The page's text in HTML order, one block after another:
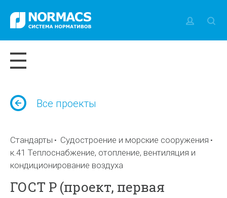
Все проекты
Стандарты
Судостроение и морские сооружения
к.41 Теплоснабжение, отопление, вентиляция и
кондиционирование воздуха
ГОСТ Р (проект, первая